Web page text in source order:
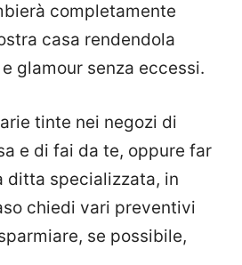
completamente
casa rendendola
glamour senza eccessi.
tinte nei negozi di
e di fai da te, oppure far
ditta specializzata, in
chiedi vari preventivi
se possibile,